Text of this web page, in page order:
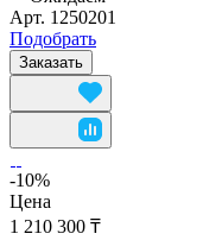
Арт. 1250201
Подобрать
Заказать
-10%
Цена
1 210 300 ₸